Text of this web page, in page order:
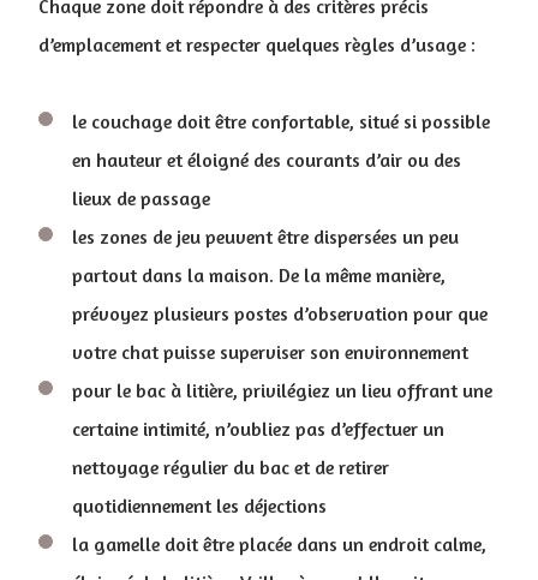
Chaque zone doit répondre à des critères précis
d’emplacement et respecter quelques règles d’usage :
le couchage doit être confortable, situé si possible
en hauteur et éloigné des courants d’air ou des
lieux de passage
les zones de jeu peuvent être dispersées un peu
partout dans la maison. De la même manière,
prévoyez plusieurs postes d’observation pour que
votre chat puisse superviser son environnement
pour le bac à litière, privilégiez un lieu offrant une
certaine intimité, n’oubliez pas d’effectuer un
nettoyage régulier du bac et de retirer
quotidiennement les déjections
la gamelle doit être placée dans un endroit calme,